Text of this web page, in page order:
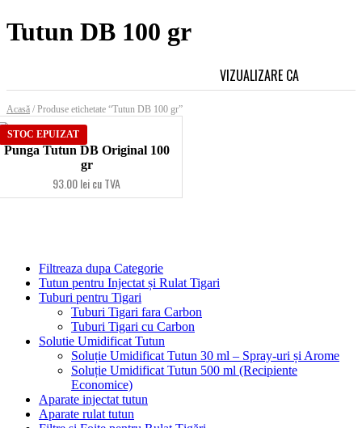
Tutun DB 100 gr
VIZUALIZARE CA
Acasă / Produse etichetate “Tutun DB 100 gr”
STOC EPUIZAT
Punga Tutun DB Original 100
gr
93.00 lei cu TVA
Filtreaza dupa Categorie
Tutun pentru Injectat și Rulat Tigari
Tuburi pentru Tigari
Tuburi Tigari fara Carbon
Tuburi Tigari cu Carbon
Solutie Umidificat Tutun
Soluție Umidificat Tutun 30 ml – Spray-uri și Arome
Soluție Umidificat Tutun 500 ml (Recipiente
Economice)
Aparate injectat tutun
Aparate rulat tutun